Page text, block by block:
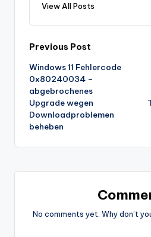
View All Posts
Post
navigation
Previous Post
Windows 11 Fehlercode
0x80240034 –
abgebrochenes
Upgrade wegen
Downloadproblemen
beheben
No comments yet. Why don’t